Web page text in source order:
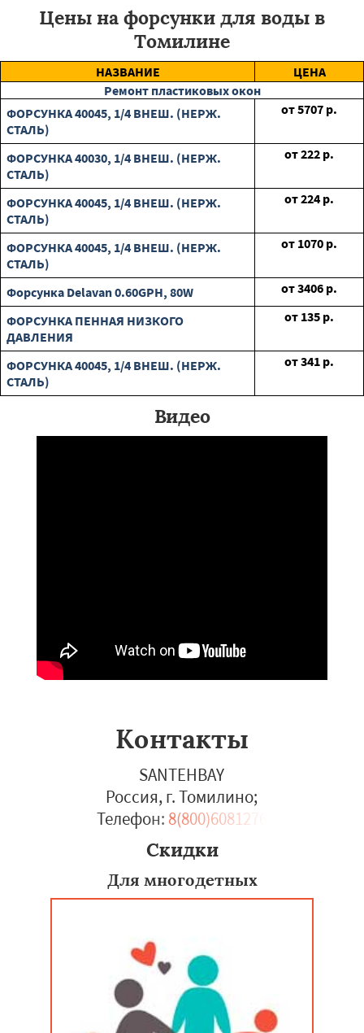
Цены на форсунки для воды в
Томилине
НАЗВАНИЕ
ЦЕНА
Ремонт пластиковых окон
ФОРСУНКА 40045, 1/4 ВНЕШ. (НЕРЖ.
СТАЛЬ)
от5707 р.
ФОРСУНКА 40030, 1/4 ВНЕШ. (НЕРЖ.
СТАЛЬ)
от222 р.
ФОРСУНКА 40045, 1/4 ВНЕШ. (НЕРЖ.
СТАЛЬ)
от224 р.
ФОРСУНКА 40045, 1/4 ВНЕШ. (НЕРЖ.
СТАЛЬ)
от 1070 р.
Форсунка Delavan 0.60GPH, 80W от3406 р.
ФОРСУНКА ПЕННАЯ НИЗКОГО
ДАВЛЕНИЯ
от 135 р.
ФОРСУНКА 40045, 1/4 ВНЕШ. (НЕРЖ.
СТАЛЬ)
от341 р.
Видео
Контакты
SANTEHBAY
Россия, г. Томилино;
Телефон: 8(800)6081276
Скидки
Для многодетных